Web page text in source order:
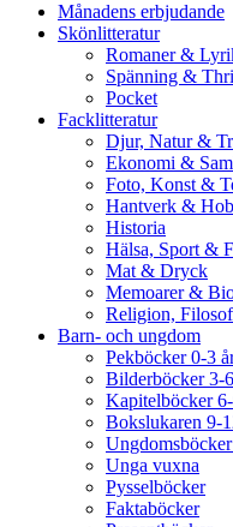
Månadens erbjudande
Skönlitteratur
Romaner &
Spänning &
Pocket
Facklitteratur
Djur, Natur &
Ekonomi &
Foto, Konst &
Hantverk &
Historia
Hälsa, Sport &
Mat & Dryck
Memoarer &
Religion,
Barn- och ungdom
Pekböcker 0-3
Bilderböcker 3-
Kapitelböcker
Bokslukaren 9-
Unga vuxna
Pysselböcker
Faktaböcker